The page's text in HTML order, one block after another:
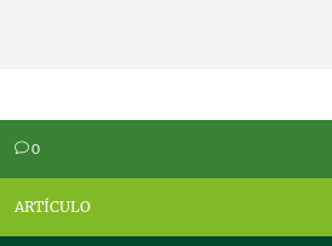
v0
ARTÍCULO